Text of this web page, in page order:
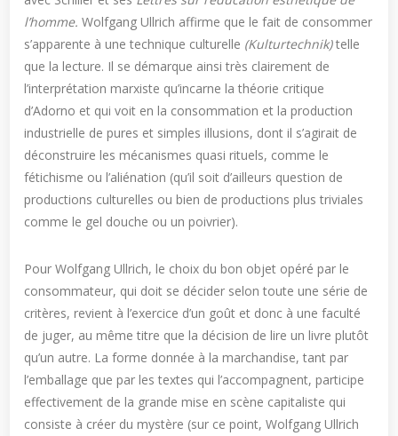
l’homme. Wolfgang Ullrich affirme que le fait de consommer
s’apparente à une technique culturelle (Kulturtechnik)telle
que la lecture. Il se démarque ainsi très clairement de
l’interprétation marxiste qu’incarne la théorie critique
d’Adorno et qui voit en la consommation et la production
industrielle de pures et simples illusions, dont il s’agirait de
déconstruire les mécanismes quasi rituels, comme le
fétichisme ou l’aliénation (qu’il soit d’ailleurs question de
productions culturelles ou bien de productions plus triviales
comme le gel douche ou un poivrier).
Pour Wolfgang Ullrich, le choix du bon objet opéré par le
consommateur, qui doit se décider selon toute une série de
critères, revient à l’exercice d’un goût et donc à une faculté
de juger, au même titre que la décision de lire un livre plutôt
qu’un autre. La forme donnée à la marchandise, tant par
l’emballage que par les textes qui l’accompagnent, participe
effectivement de la grande mise en scène capitaliste qui
consiste à créer du mystère (sur ce point, Wolfgang Ullrich